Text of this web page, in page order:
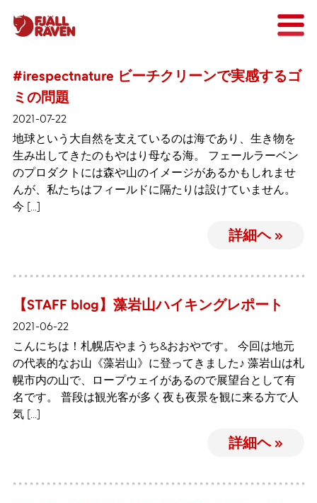
#irespectnature ビーチクリーンで実感するゴ
ミの問題
2021-07-22
地球という大自然を支えているのは海であり、生き物を
生み出してきたのもやはり母なる海。 フェールラーベン
のプロダクトには森や山のイメージがあるかもしれませ
んが、私たちはフィールドに隔たりは設けていません。
今 […]
詳細ヘ »
【STAFF blog】藻岩山ハイキングレポート
2021-06-22
こんにちは！札幌店やまうち&おおやです。 今回は地元
の代表的なお山《藻岩山》に登ってきました♪ 藻岩山は札
幌市内の山で、ロープウェイがあるので展望台として有
名です。 普段は観光客が多く夜も夜景を観に来る方で人
気 […]
詳細ヘ »